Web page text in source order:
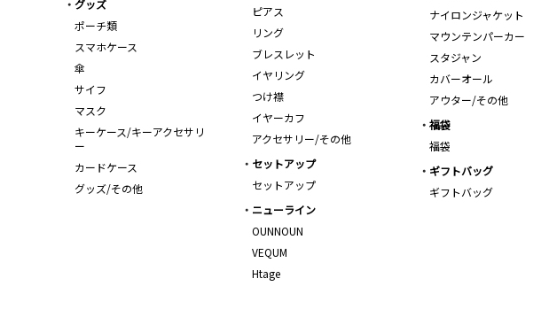
ナイロンジャケット
マウンテンパーカー
スタジャン
カバーオール
アウター/その他
ピアス
リング
ブレスレット
イヤリング
つけ襟
イヤーカフ
アクセサリー/その他
グッズ
ポーチ類
スマホケース
傘
サイフ
マスク
キーケース/キーアクセサリ
ー
カードケース
グッズ/その他
福袋
福袋
セットアップ
セットアップ
ギフトバッグ
ギフトバッグ
ニューライン
OUNNOUN
VEQUM
Htage